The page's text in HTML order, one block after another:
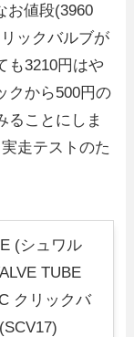
お値段(3960
ックバルブが
も3210円はや
クから500円の
ることにしま
走テストのた
(シュワル
TUBE
クリックバ